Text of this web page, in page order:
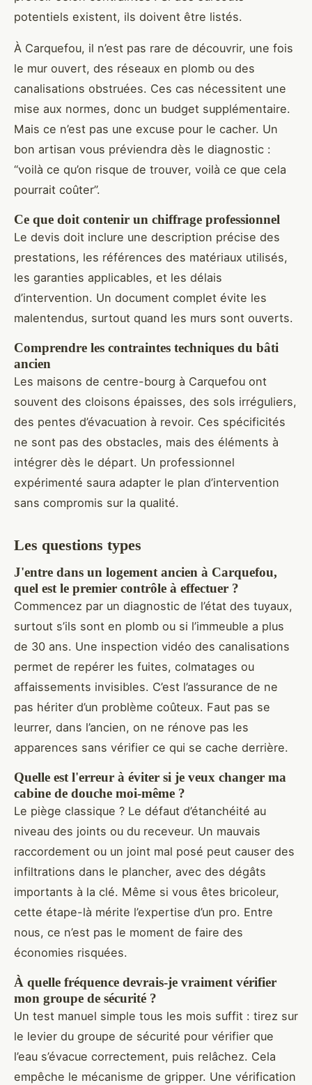
potentiels existent, ils doivent être listés.
À Carquefou, il n’est pas rare de découvrir, une fois
le mur ouvert, des réseaux en plomb ou des
canalisations obstruées. Ces cas nécessitent une
mise aux normes, donc un budget supplémentaire.
Mais ce n’est pas une excuse pour le cacher. Un
bon artisan vous préviendra dès le diagnostic :
“voilà ce qu’on risque de trouver, voilà ce que cela
pourrait coûter”.
Ce que doit contenir un chiffrage professionnel
Le devis doit inclure une description précise des
prestations, les références des matériaux utilisés,
les garanties applicables, et les délais
d’intervention. Un document complet évite les
malentendus, surtout quand les murs sont ouverts.
Comprendre les contraintes techniques du bâti
ancien
Les maisons de centre-bourg à Carquefou ont
souvent des cloisons épaisses, des sols irréguliers,
des pentes d’évacuation à revoir. Ces spécificités
ne sont pas des obstacles, mais des éléments à
intégrer dès le départ. Un professionnel
expérimenté saura adapter le plan d’intervention
sans compromis sur la qualité.
Les questions types
J'entre dans un logement ancien à Carquefou,
quel est le premier contrôle à effectuer ?
Commencez par un diagnostic de l’état des tuyaux,
surtout s’ils sont en plomb ou si l’immeuble a plus
de 30 ans. Une inspection vidéo des canalisations
permet de repérer les fuites, colmatages ou
affaissements invisibles. C’est l’assurance de ne
pas hériter d’un problème coûteux. Faut pas se
leurrer, dans l’ancien, on ne rénove pas les
apparences sans vérifier ce qui se cache derrière.
Quelle est l'erreur à éviter si je veux changer ma
cabine de douche moi-même ?
Le piège classique ? Le défaut d’étanchéité au
niveau des joints ou du receveur. Un mauvais
raccordement ou un joint mal posé peut causer des
infiltrations dans le plancher, avec des dégâts
importants à la clé. Même si vous êtes bricoleur,
cette étape-là mérite l’expertise d’un pro. Entre
nous, ce n’est pas le moment de faire des
économies risquées.
À quelle fréquence devrais-je vraiment vérifier
mon groupe de sécurité ?
Un test manuel simple tous les mois suffit : tirez sur
le levier du groupe de sécurité pour vérifier que
l’eau s’évacue correctement, puis relâchez. Cela
empêche le mécanisme de gripper. Une vérification